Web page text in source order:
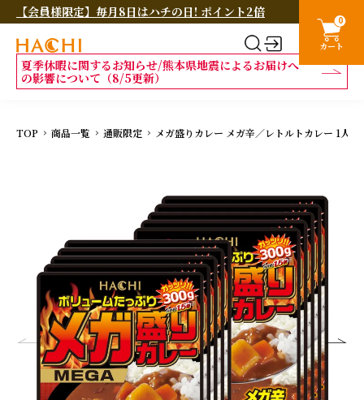
【会員様限定】毎月8日はハチの日! ポイント2倍
夏季休暇に関するお知らせ/熊本県地震によるお届けへ
の影響について（8/5更新）
0
カート
TOP 商品一覧 通販限定 メガ盛りカレー メガ辛／レトルトカレー 1人